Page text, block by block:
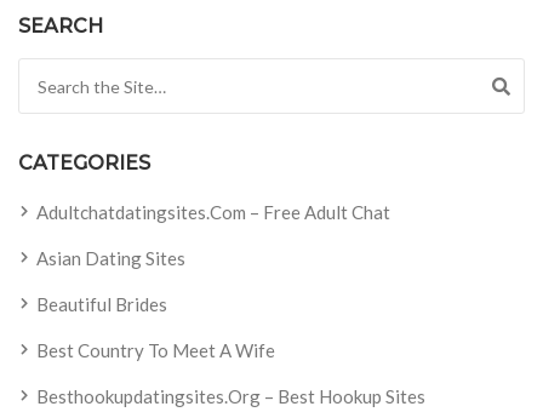
SEARCH
CATEGORIES
Adultchatdatingsites.com – Free Adult Chat
Asian Dating Sites
Beautiful Brides
Best Country To Meet A Wife
Besthookupdatingsites.org – Best Hookup Sites